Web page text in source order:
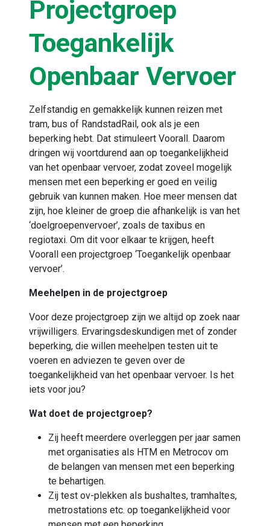
Projectgroep
Toegankelijk
Openbaar Vervoer
Zelfstandig en gemakkelijk kunnen reizen met
tram, bus of RandstadRail, ook als je een
beperking hebt. Dat stimuleert Voorall. Daarom
dringen wij voortdurend aan op toegankelijkheid
van het openbaar vervoer, zodat zoveel mogelijk
mensen met een beperking er goed en veilig
gebruik van kunnen maken. Hoe meer mensen dat
zijn, hoe kleiner de groep die afhankelijk is van het
‘doelgroepenvervoer’, zoals de taxibus en
regiotaxi. Om dit voor elkaar te krijgen, heeft
Voorall een projectgroep ‘Toegankelijk openbaar
vervoer’.
Meehelpen in de projectgroep
Voor deze projectgroep zijn we altijd op zoek naar
vrijwilligers. Ervaringsdeskundigen met of zonder
beperking, die willen meehelpen testen uit te
voeren en adviezen te geven over de
toegankelijkheid van het openbaar vervoer. Is het
iets voor jou?
Wat doet de projectgroep?
Zij heeft meerdere overleggen per jaar samen
met organisaties als HTM en Metrocov om
de belangen van mensen met een beperking
te behartigen.
Zij test ov-plekken als bushaltes, tramhaltes,
metrostations etc. op toegankelijkheid voor